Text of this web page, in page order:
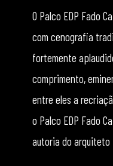
O Palco EDP Fado
com cenografia
fortemente
comprimento,
entre eles a
o Palco EDP Fado
autoria do arquiteto